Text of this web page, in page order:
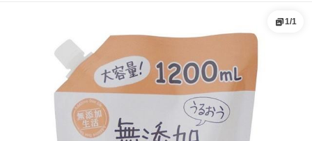
1/1